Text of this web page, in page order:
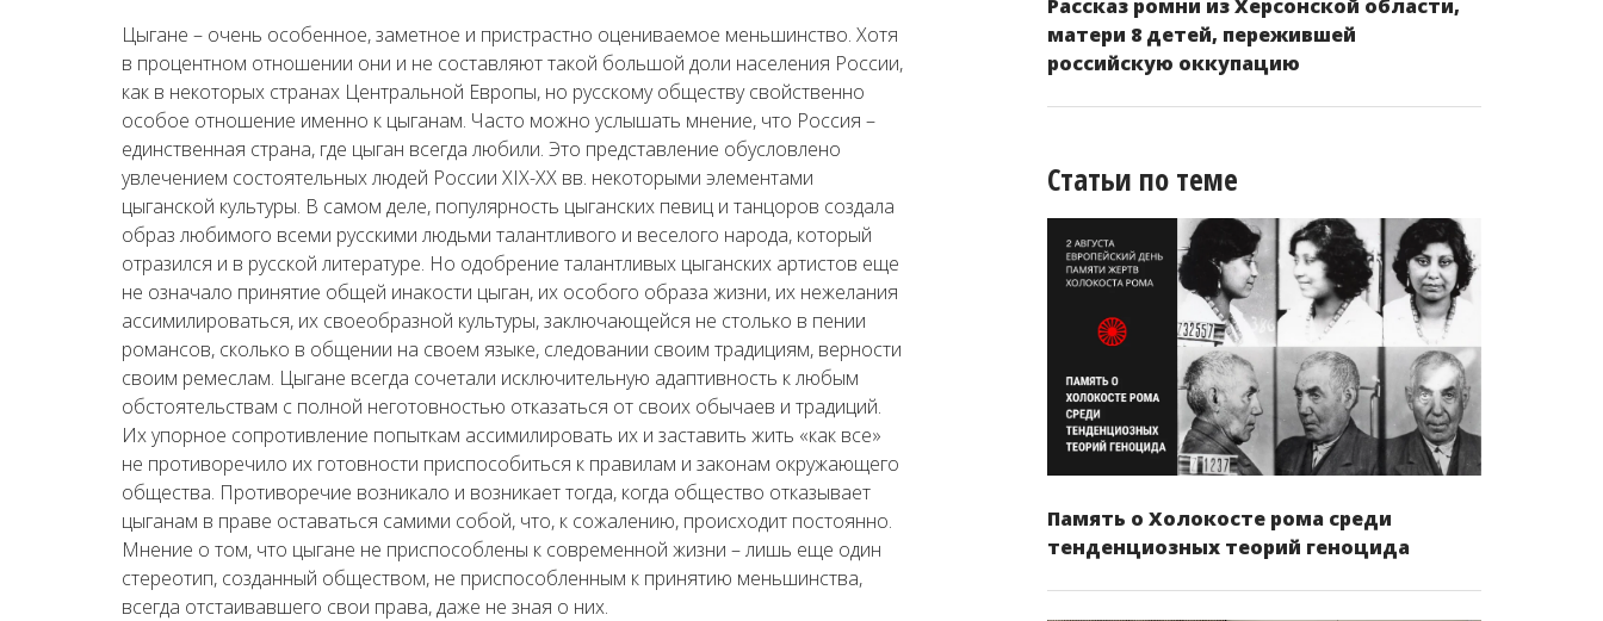
Цыгане – очень особенное, заметное и пристрастно оцениваемое меньшинство. Хотя
в процентном отношении они и не составляют такой большой доли населения России,
как в некоторых странах Центральной Европы, но русскому обществу свойственно
особое отношение именно к цыганам. Часто можно услышать мнение, что Россия –
единственная страна, где цыган всегда любили. Это представление обусловлено
увлечением состоятельных людей России XIX-XX вв. некоторыми элементами
цыганской культуры. В самом деле, популярность цыганских певиц и танцоров создала
образ любимого всеми русскими людьми талантливого и веселого народа, который
отразился и в русской литературе. Но одобрение талантливых цыганских артистов еще
не означало принятие общей инакости цыган, их особого образа жизни, их нежелания
ассимилироваться, их своеобразной культуры, заключающейся не столько в пении
романсов, сколько в общении на своем языке, следовании своим традициям, верности
своим ремеслам. Цыгане всегда сочетали исключительную адаптивность к любым
обстоятельствам с полной неготовностью отказаться от своих обычаев и традиций.
Их упорное сопротивление попыткам ассимилировать их и заставить жить «как все»
не противоречило их готовности приспособиться к правилам и законам окружающего
общества. Противоречие возникало и возникает тогда, когда общество отказывает
цыганам в праве оставаться самими собой, что, к сожалению, происходит постоянно.
Мнение о том, что цыгане не приспособлены к современной жизни – лишь еще один
стереотип, созданный обществом, не приспособленным к принятию меньшинства,
всегда отстаивавшего свои права, даже не зная о них.
Рассказ ромни из Херсонской области,
матери 8 детей, пережившей
российскую оккупацию
Статьи по теме
Память о Холокосте рома среди
тенденциозных теорий геноцида